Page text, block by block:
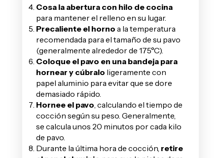
Cosa la abertura con hilo de cocina
para mantener el relleno en su lugar.
Precaliente el horno a la temperatura
recomendada para el tamaño de su pavo
(generalmente alrededor de 175°C).
Coloque el pavo en una bandeja para
hornear y cúbralo ligeramente con
papel aluminio para evitar que se dore
demasiado rápido.
Hornee el pavo , calculando el tiempo de
cocción según su peso. Generalmente,
se calcula unos 20 minutos por cada kilo
de pavo.
Durante la última hora de cocción, retire